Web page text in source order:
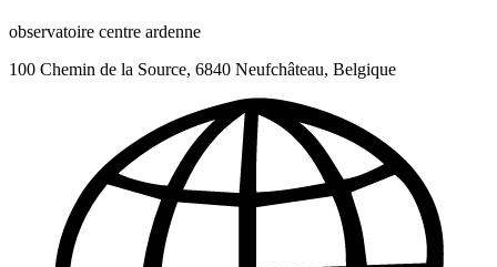
observatoire centre ardenne
100 Chemin de la Source, 6840 Neufchâteau, Belgique